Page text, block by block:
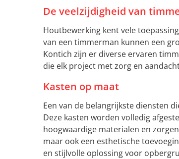
De veelzijdigheid van
Houtbewerking kent vele
van een timmerman kunnen een
Kontich zijn er diverse ervaren
die elk project met zorg en
Kasten op maat
Een van de belangrijkste diensten
Deze kasten worden volledig
hoogwaardige materialen en
maar ook een esthetische
en stijlvolle oplossing voor